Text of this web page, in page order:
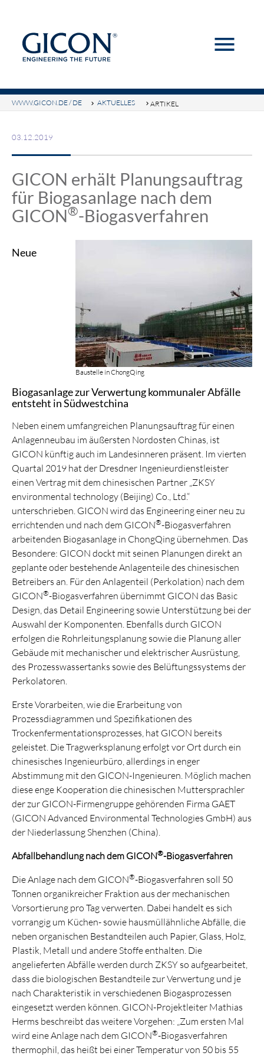
menu
Suchbegriffe
SUCHEN
WWW.GICON.DE / DE
AKTUELLES ARTIKEL
03.12.2019
GICON erhält Planungsauftrag
für Biogasanlage nach dem
GICON®-Biogasverfahren
Baustelle in ChongQing
Neue
Biogasanlage zur Verwertung kommunaler Abfälle
entsteht in Südwestchina
Neben einem umfangreichen Planungsauftrag für einen
Anlagenneubau im äußersten Nordosten Chinas, ist
GICON künftig auch im Landesinneren präsent. Im vierten
Quartal 2019 hat der Dresdner Ingenieurdienstleister
einen Vertrag mit dem chinesischen Partner „ZKSY
environmental technology (Beijing) Co., Ltd.“
unterschrieben. GICON wird das Engineering einer neu zu
errichtenden und nach dem GICON®-Biogasverfahren
arbeitenden Biogasanlage in ChongQing übernehmen. Das
Besondere: GICON dockt mit seinen Planungen direkt an
geplante oder bestehende Anlagenteile des chinesischen
Betreibers an. Für den Anlagenteil (Perkolation) nach dem
GICON®-Biogasverfahren übernimmt GICON das Basic
Design, das Detail Engineering sowie Unterstützung bei der
Auswahl der Komponenten. Ebenfalls durch GICON
erfolgen die Rohrleitungsplanung sowie die Planung aller
Gebäude mit mechanischer und elektrischer Ausrüstung,
des Prozesswassertanks sowie des Belüftungssystems der
Perkolatoren.
Erste Vorarbeiten, wie die Erarbeitung von
Prozessdiagrammen und Spezifikationen des
Trockenfermentationsprozesses, hat GICON bereits
geleistet. Die Tragwerksplanung erfolgt vor Ort durch ein
chinesisches Ingenieurbüro, allerdings in enger
Abstimmung mit den GICON-Ingenieuren. Möglich machen
diese enge Kooperation die chinesischen Muttersprachler
der zur GICON-Firmengruppe gehörenden Firma GAET
(GICON Advanced Environmental Technologies GmbH) aus
der Niederlassung Shenzhen (China).
Abfallbehandlung nach dem GICON®-Biogasverfahren
Die Anlage nach dem GICON®-Biogasverfahren soll 50
Tonnen organikreicher Fraktion aus der mechanischen
Vorsortierung pro Tag verwerten. Dabei handelt es sich
vorrangig um Küchen- sowie hausmüllähnliche Abfälle, die
neben organischen Bestandteilen auch Papier, Glass, Holz,
Plastik, Metall und andere Stoffe enthalten. Die
angelieferten Abfälle werden durch ZKSY so aufgearbeitet,
dass die biologischen Bestandteile zur Verwertung und je
nach Charakteristik in verschiedenen Biogasprozessen
eingesetzt werden können. GICON-Projektleiter Mathias
Herms beschreibt das weitere Vorgehen: „Zum ersten Mal
wird eine Anlage nach dem GICON®-Biogasverfahren
thermophil, das heißt bei einer Temperatur von 50 bis 55